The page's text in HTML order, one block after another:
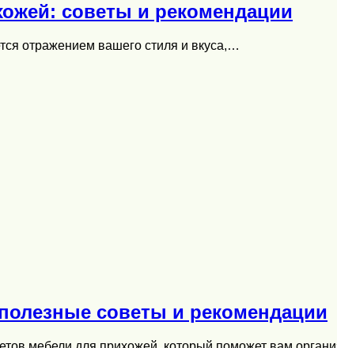
советы и рекомендации
отражением вашего стиля и вкуса,…
советы и рекомендации